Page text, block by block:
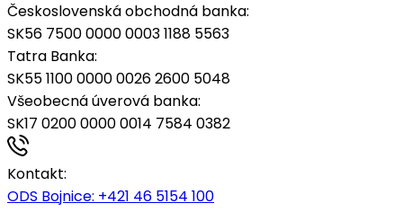
Československá obchodná banka:
SK56 7500 0000 0003 1188 5563
Tatra Banka:
SK55 1100 0000 0026 2600 5048
Všeobecná úverová banka:
SK17 0200 0000 0014 7584 0382
Kontakt:
ODS Bojnice: +421 46 5154 100